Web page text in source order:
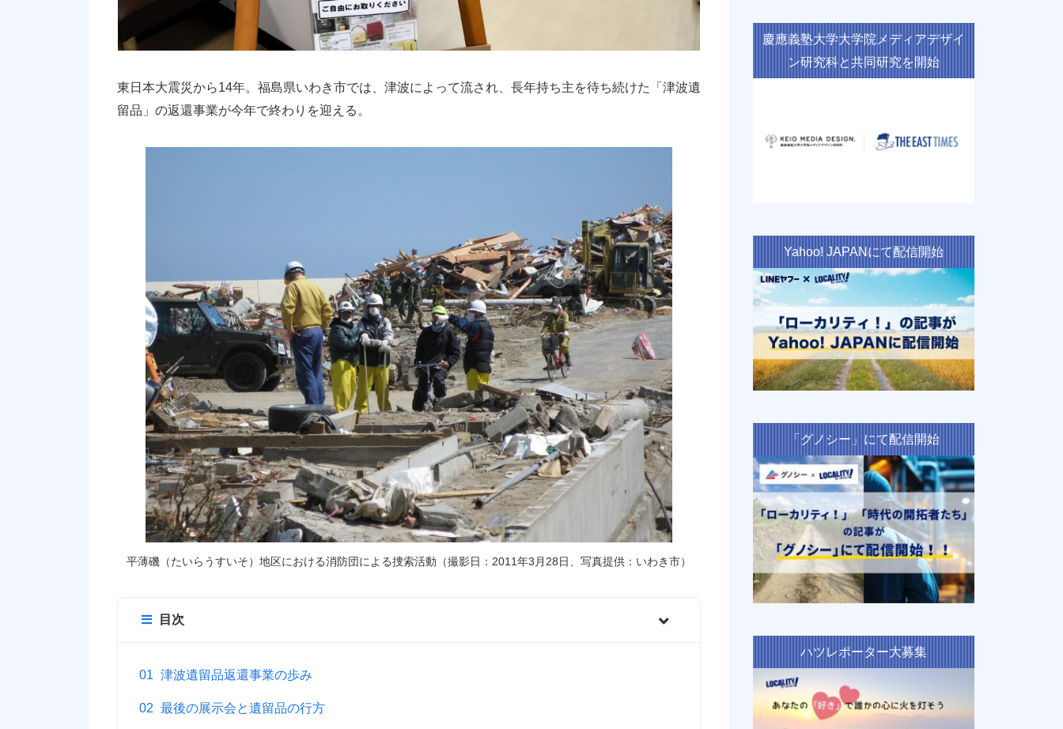
東日本大震災から14年。福島県いわき市では、津波によって流され、長年持ち主を待ち続けた「津波遺
留品」の返還事業が今年で終わりを迎える。
平薄磯（たいらうすいそ）地区における消防団による捜索活動（撮影日：2011年3月28日、写真提供：いわき市）
目次
津波遺留品返還事業の歩み
最後の展示会と遺留品の行方
慶應義塾大学大学院メディアデザイ
ン研究科と共同研究を開始
Yahoo! JAPANにて配信開始
「グノシー」にて配信開始
ハツレポーター大募集